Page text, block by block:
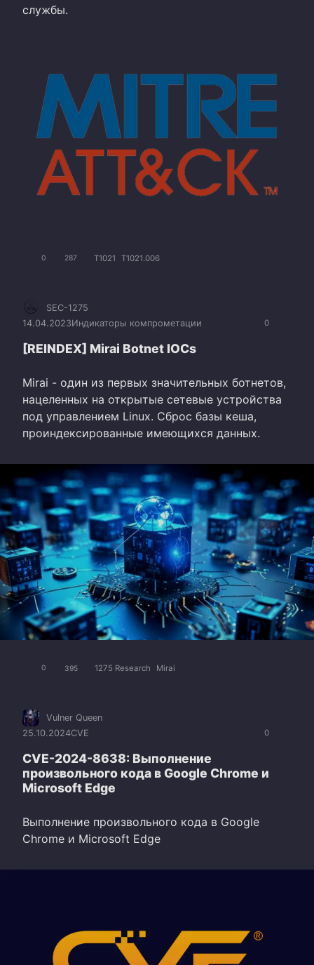
службы.
0 287 T1021 T1021.006
0
SEC-1275
14.04.2023Индикаторы компрометации
[REINDEX] Mirai Botnet IOCs
Mirai - один из первых значительных ботнетов,
нацеленных на открытые сетевые устройства
под управлением Linux. Сброс базы кеша,
проиндексированные имеющихся данных.
0 395 1275 Research Mirai
0
Vulner Queen
25.10.2024CVE
CVE-2024-8638: Выполнение
произвольного кода в Google Chrome и
Microsoft Edge
Выполнение произвольного кода в Google
Chrome и Microsoft Edge